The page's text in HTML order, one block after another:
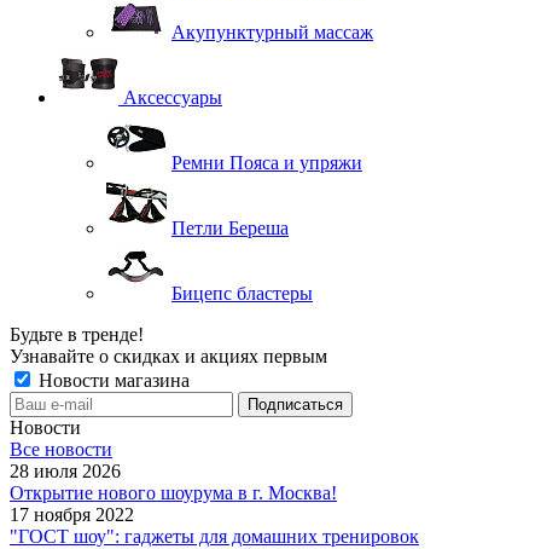
Акупунктурный массаж
Аксессуары
Ремни Пояса и упряжи
Петли Береша
Бицепс бластеры
Будьте в тренде!
Узнавайте о скидках и акциях первым
Новости магазина
Новости
Все новости
28 июля 2026
Открытие нового шоурума в г. Москва!
17 ноября 2022
"ГОСТ шоу": гаджеты для домашних тренировок